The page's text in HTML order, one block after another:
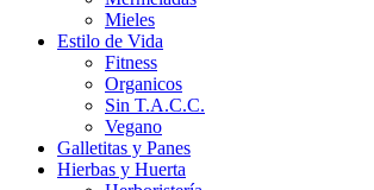
Mieles
Estilo de Vida
Fitness
Organicos
Sin T.A.C.C.
Vegano
Galletitas y Panes
Hierbas y Huerta